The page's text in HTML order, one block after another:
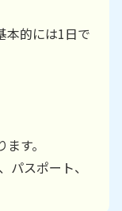
本的には1日で
す。
パスポート、